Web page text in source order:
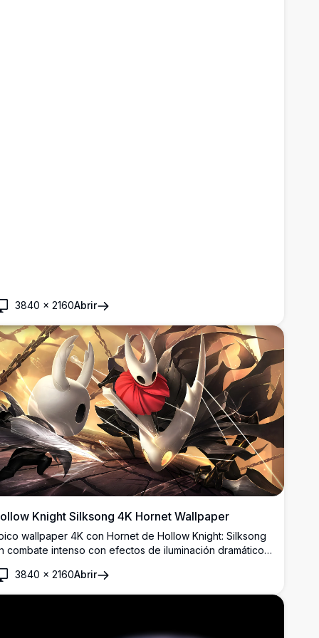
3840 × 2160Abrir
Knight Silksong 4K Hornet Wallpaper
wallpaper 4K con Hornet de Hollow Knight: Silksong
combate intenso con efectos de iluminación dramáticos.
empuñando habilidades de aguja y seda
fondos atmosféricos dorados, perfecto para
3840 × 2160Abrir